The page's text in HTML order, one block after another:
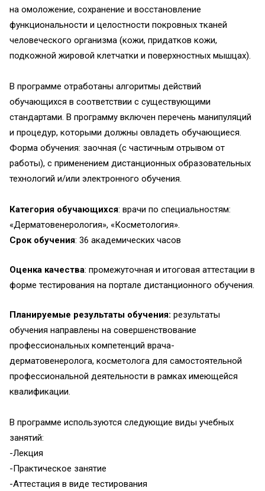
на омоложение, сохранение и восстановление
функциональности и целостности покровных тканей
человеческого организма (кожи, придатков кожи,
подкожной жировой клетчатки и поверхностных мышцах).
В программе отработаны алгоритмы действий
обучающихся в соответствии с существующими
стандартами. В программу включен перечень манипуляций
и процедур, которыми должны овладеть обучающиеся.
Форма обучения: заочная (с частичным отрывом от
работы), с применением дистанционных образовательных
технологий и/или электронного обучения.
Категория обучающихся: врачи по специальностям:
«Дерматовенерология», «Косметология».
Срок обучения: 36 академических часов
Оценка качества: промежуточная и итоговая аттестации в
форме тестирования на портале дистанционного обучения.
Планируемые результаты обучения: результаты
обучения направлены на совершенствование
профессиональных компетенций врача-
дерматовенеролога, косметолога для самостоятельной
профессиональной деятельности в рамках имеющейся
квалификации.
В программе используются следующие виды учебных
занятий:
-Лекция
-Практическое занятие
-Аттестация в виде тестирования